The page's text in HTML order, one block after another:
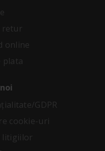
retur
online
plata
GDPR
cookie-uri
litigiilor